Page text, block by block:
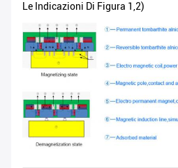
Le Indicazioni Di Figura 1,2)